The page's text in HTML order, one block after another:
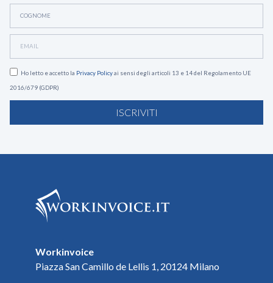
Ho letto e accetto la Privacy Policyai sensi degli articoli 13 e 14 del Regolamento UE
2016/679 (GDPR)
ISCRIVITI
Workinvoice
Piazza San Camillo de Lellis 1, 20124 Milano